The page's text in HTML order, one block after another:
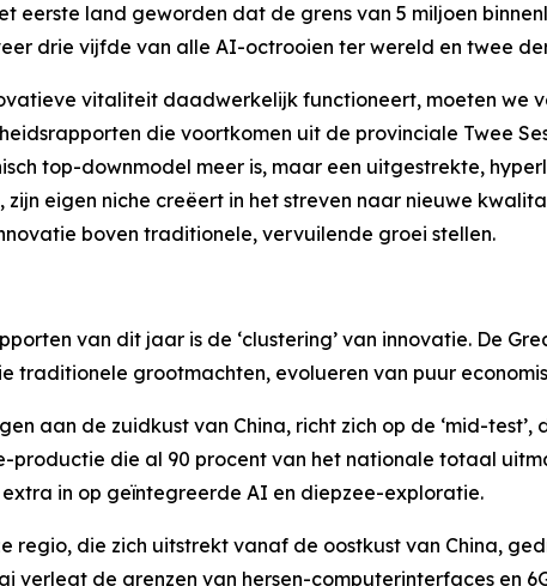
eerste land geworden dat de grens van 5 miljoen
drie vijfde van alle AI-octrooien ter wereld en twee
vitaliteit daadwerkelijk functioneert, moeten we
die voortkomen uit de provinciale Twee
top-downmodel meer is, maar een uitgestrekte,
eigen niche creëert in het streven naar nieuwe
boven traditionele, vervuilende groei stellen.
van dit jaar is de ‘clustering’ van innovatie. De
traditionele grootmachten, evolueren van puur
aan de zuidkust van China, richt zich op de ‘mid-
productie die al 90 procent van het nationale totaal
in op geïntegreerde AI en diepzee-exploratie.
regio, die zich uitstrekt vanaf de oostkust van China,
verlegt de grenzen van hersen-computerinterfaces en